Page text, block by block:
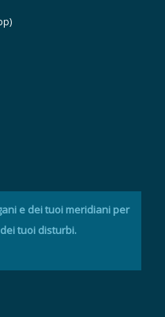
e dei tuoi meridiani per
tuoi disturbi.